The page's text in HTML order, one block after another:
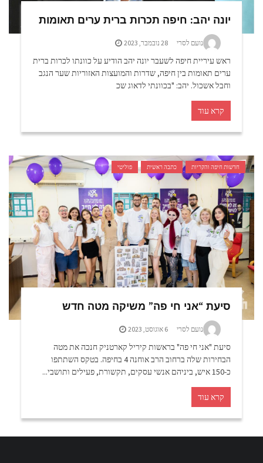
יונה יהב: חיפה תכרות ברית ערים תאומות
נועם לסרי 28 נובמבר, 2023
ראש עיריית חיפה לשעבר יונה יהב הודיע על כוונתו לכרות ברית
ערים תאומות בין חיפה, שדרות והמועצות האזוריות שער הנגב
וחבל אשכול. יהב: "בכוונתי לדאוג שכ
קרא עוד
חדשות חיפה והקריות כתבה ראשית פוליטי
סיעת “אני חי פה” משיקה מטה חדש
נועם לסרי 6 אוגוסט, 2023
סיעת "אני חי פה" בראשות קיריל קארטניק חנכה את מטה
הבחירות שלה ברחוב הרב אוחנה 4 בחיפה. בטקס השתתפו
כ-150 איש, ביניהם אנשי עסקים, תקשורת, פעילים ותושבי...
קרא עוד